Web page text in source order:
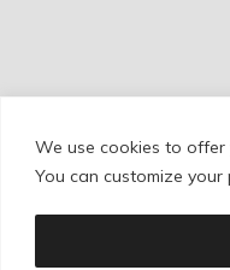
We use cookies to offer
You can customize your
Cookie Policy/